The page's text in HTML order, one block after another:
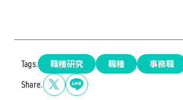
Tags. 職種研究 職種 事務職
Share.